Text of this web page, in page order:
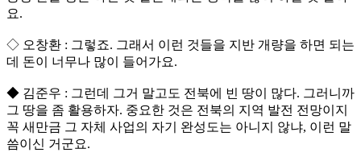
요.
◇ 오창환 : 그렇죠. 그래서 이런 것들을 지반 개량을 하면 되는
데 돈이 너무나 많이 들어가요.
◆ 김준우 : 그런데 그거 말고도 전북에 빈 땅이 많다. 그러니까
그 땅을 좀 활용하자. 중요한 것은 전북의 지역 발전 전망이지
꼭 새만금 그 자체 사업의 자기 완성도는 아니지 않냐, 이런 말
씀이신 거군요.